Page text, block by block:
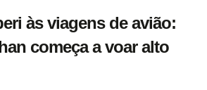
às viagens de avião:
começa a voar alto